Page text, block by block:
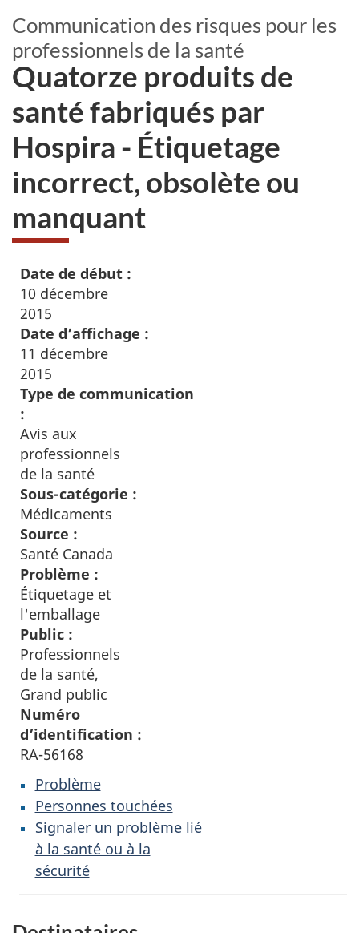
Communication des risques pour les
professionnels de la santé
Quatorze produits de
santé fabriqués par
Hospira - Étiquetage
incorrect, obsolète ou
manquant
Date de début :
10 décembre
2015
Date d’affichage :
11 décembre
2015
Type de communication
:
Avis aux
professionnels
de la santé
Sous-catégorie :
Médicaments
Source :
Santé Canada
Problème :
Étiquetage et
l'emballage
Public :
Professionnels
de la santé,
Grand public
Numéro
d’identification :
RA-56168
Problème
Personnes touchées
Signaler un problème lié
à la santé ou à la
sécurité